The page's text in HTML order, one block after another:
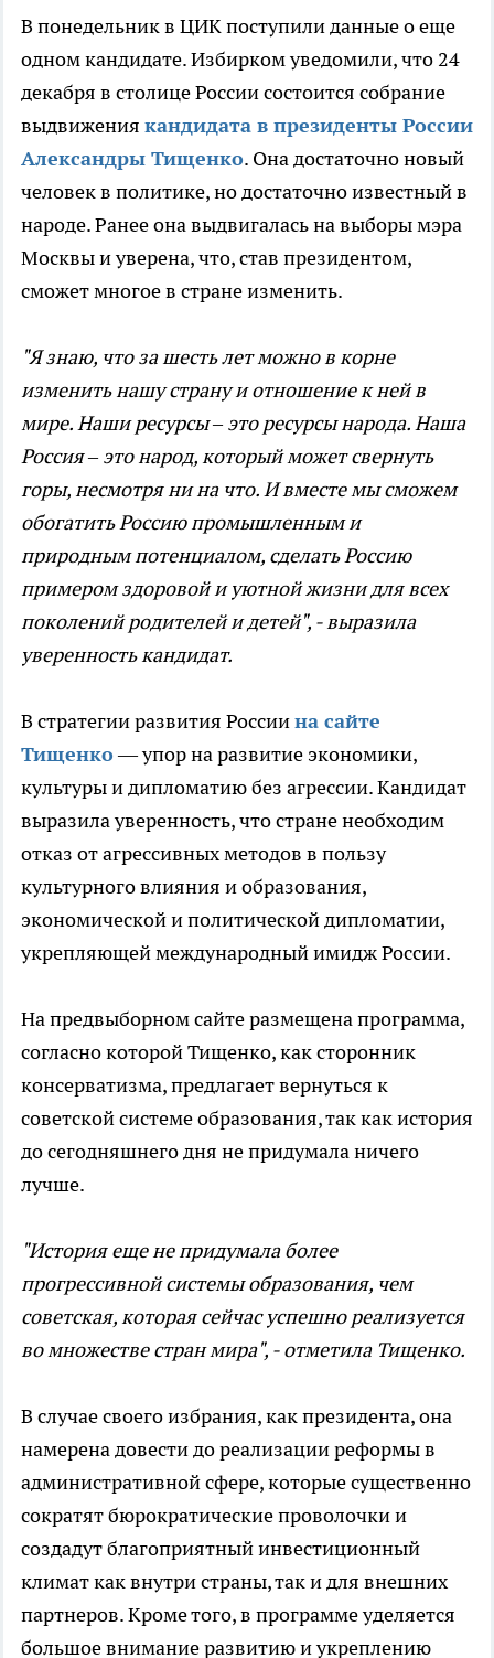
В понедельник в ЦИК поступили данные о еще
одном кандидате. Избирком уведомили, что 24
декабря в столице России состоится собрание
выдвижения кандидата в президенты России
Александры Тищенко. Она достаточно новый
человек в политике, но достаточно известный в
народе. Ранее она выдвигалась на выборы мэра
Москвы и уверена, что, став президентом,
сможет многое в стране изменить.
"Я знаю, что за шесть лет можно в корне
изменить нашу страну и отношение к ней в
мире. Наши ресурсы – это ресурсы народа. Наша
Россия – это народ, который может свернуть
горы, несмотря ни на что. И вместе мы сможем
обогатить Россию промышленным и
природным потенциалом, сделать Россию
примером здоровой и уютной жизни для всех
поколений родителей и детей", - выразила
уверенность кандидат.
В стратегии развития Россиина сайте
Тищенко— упор на развитие экономики,
культуры и дипломатию без агрессии. Кандидат
выразила уверенность, что стране необходим
отказ от агрессивных методов в пользу
культурного влияния и образования,
экономической и политической дипломатии,
укрепляющей международный имидж России.
На предвыборном сайте размещена программа,
согласно которой Тищенко, как сторонник
консерватизма, предлагает вернуться к
советской системе образования, так как история
до сегодняшнего дня не придумала ничего
лучше.
"История еще не придумала более
прогрессивной системы образования, чем
советская, которая сейчас успешно реализуется
во множестве стран мира", - отметила Тищенко.
В случае своего избрания, как президента, она
намерена довести до реализации реформы в
административной сфере, которые существенно
сократят бюрократические проволочки и
создадут благоприятный инвестиционный
климат как внутри страны, так и для внешних
партнеров. Кроме того, в программе уделяется
большое внимание развитию и укреплению